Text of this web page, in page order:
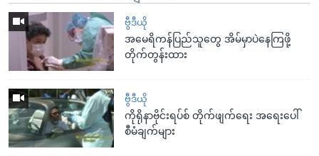
ဗွီဒီယို
အမေရိကန်ပြည်သူတွေ အိမ်မှာပဲနေကြဖို့
တိုက်တွန်းထား
ဗွီဒီယို
ကိုရိုနာဗိုင်းရပ်စ် တိုက်ဖျက်ရေး အရေးပေါ်
စီမံချက်များ